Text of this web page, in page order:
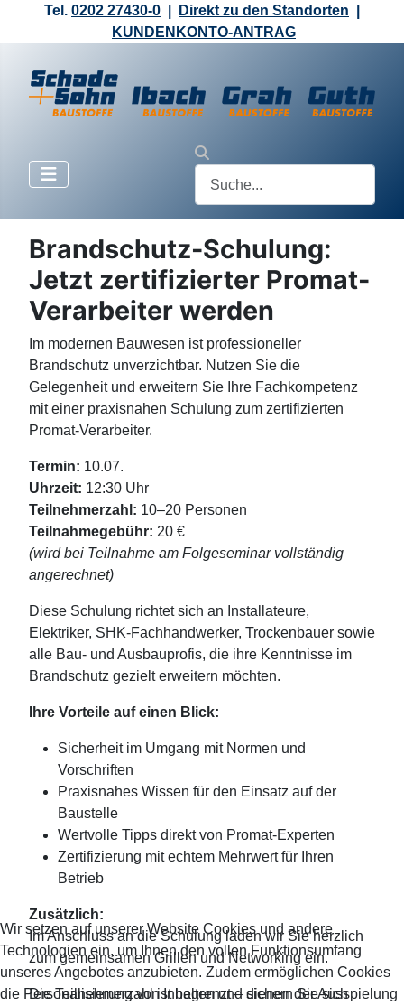
Tel. 0202 27430-0 Direkt zu den Standorten
KUNDENKONTO-ANTRAG
Brandschutz-Schulung:
Jetzt zertifizierter Promat-
Verarbeiter werden
Im modernen Bauwesen ist professioneller
Brandschutz unverzichtbar. Nutzen Sie die
Gelegenheit und erweitern Sie Ihre Fachkompetenz
mit einer praxisnahen Schulung zum zertifizierten
Promat-Verarbeiter.
Termin: 10.07.
Uhrzeit: 12:30 Uhr
Teilnehmerzahl: 10–20 Personen
Teilnahmegebühr: 20 €
(wird bei Teilnahme am Folgeseminar vollständig
angerechnet)
Diese Schulung richtet sich an Installateure,
Elektriker, SHK-Fachhandwerker, Trockenbauer sowie
alle Bau- und Ausbauprofis, die ihre Kenntnisse im
Brandschutz gezielt erweitern möchten.
Ihre Vorteile auf einen Blick:
Sicherheit im Umgang mit Normen und
Vorschriften
Praxisnahes Wissen für den Einsatz auf der
Baustelle
Wertvolle Tipps direkt von Promat-Experten
Zertifizierung mit echtem Mehrwert für Ihren
Betrieb
Zusätzlich:
Im Anschluss an die Schulung laden wir Sie herzlich
zum gemeinsamen Grillen und Networking ein.
Die Teilnehmerzahl ist begrenzt – sichern Sie sich
Wir setzen auf unserer Website Cookies und andere
Technologien ein, um Ihnen den vollen Funktionsumfang
unseres Angebotes anzubieten. Zudem ermöglichen Cookies
die Personalisierung von Inhalten und dienen der Ausspielung